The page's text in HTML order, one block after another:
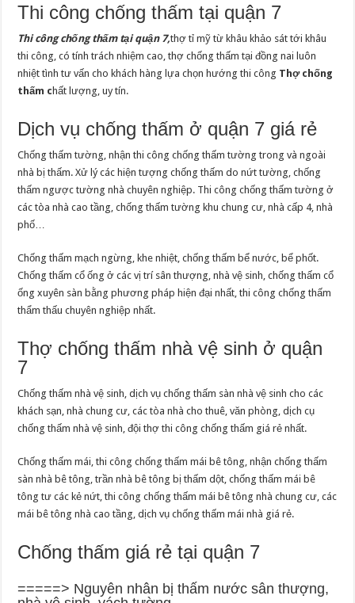
Thi công chống thấm tại quận 7
Thi công chống thấm tại quận 7,thợ tỉ mỹ từ khâu khảo sát tới khâu
thi công, có tính trách nhiệm cao, thợ chống thấm tại đồng nai luôn
nhiệt tình tư vấn cho khách hàng lựa chọn hướng thi công Thợ chống
thấm chất lượng, uy tín.
Dịch vụ chống thấm ở quận 7 giá rẻ
Chống thấm tường, nhận thi công chống thấm tường trong và ngoài
nhà bị thấm. Xử lý các hiện tượng chống thấm do nứt tường, chống
thấm ngược tường nhà chuyên nghiệp. Thi công chống thấm tường ở
các tòa nhà cao tầng, chống thấm tường khu chung cư, nhà cấp 4, nhà
phố…
Chống thấm mạch ngừng, khe nhiệt, chống thấm bể nước, bể phốt.
Chống thấm cổ ống ở các vị trí sân thượng, nhà vệ sinh, chống thấm cổ
ống xuyên sàn bằng phương pháp hiện đại nhất, thi công chống thấm
thẩm thấu chuyên nghiệp nhất.
Thợ chống thấm nhà vệ sinh ở quận
7
Chống thấm nhà vệ sinh, dịch vụ chống thấm sàn nhà vệ sinh cho các
khách sạn, nhà chung cư, các tòa nhà cho thuê, văn phòng, dịch cụ
chống thấm nhà vệ sinh, đội thợ thi công chống thấm giá rẻ nhất.
Chống thấm mái, thi công chống thấm mái bê tông, nhận chống thấm
sàn nhà bê tông, trần nhà bê tông bị thấm dột, chống thấm mái bê
tông tư các kẻ nứt, thi công chống thấm mái bê tông nhà chung cư, các
mái bê tông nhà cao tầng, dịch vụ chống thấm mái nhà giá rẻ.
Chống thấm giá rẻ tại quận 7
=====> Nguyên nhân bị thấm nước sân thượng,